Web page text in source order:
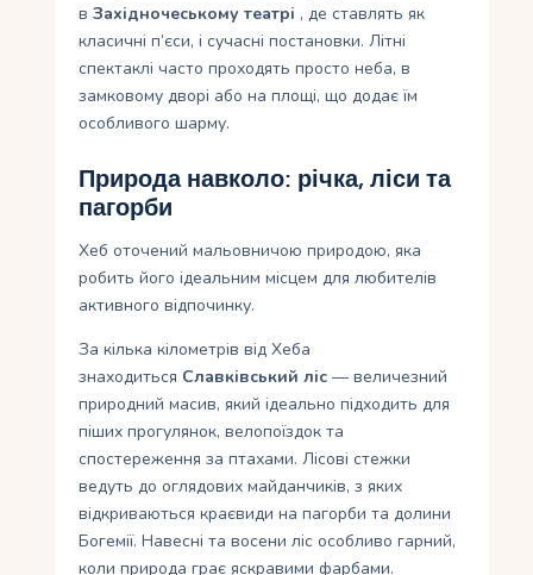
вЗахідночеському театрі , де ставлять як
класичні п’єси, і сучасні постановки. Літні
спектаклі часто проходять просто неба, в
замковому дворі або на площі, що додає їм
особливого шарму.
Природа навколо: річка, ліси та
пагорби
Хеб оточений мальовничою природою, яка
робить його ідеальним місцем для любителів
активного відпочинку.
За кілька кілометрів від Хеба
знаходиться Славківський ліс — величезний
природний масив, який ідеально підходить для
піших прогулянок, велопоїздок та
спостереження за птахами. Лісові стежки
ведуть до оглядових майданчиків, з яких
відкриваються краєвиди на пагорби та долини
Богемії. Навесні та восени ліс особливо гарний,
коли природа грає яскравими фарбами.